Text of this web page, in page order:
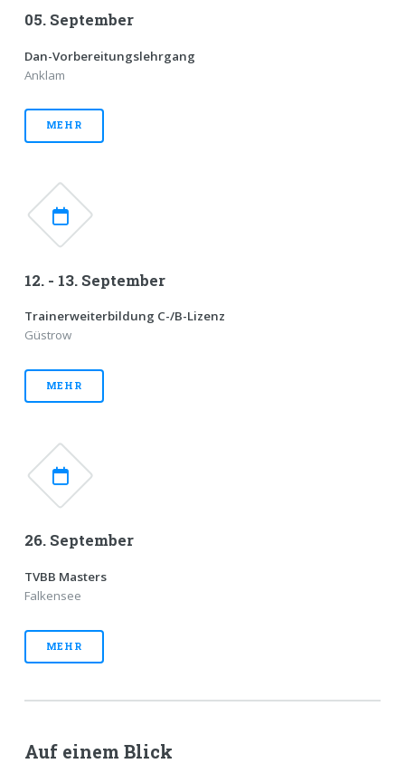
05. September
Dan-Vorbereitungslehrgang
Anklam
MEHR
12. - 13. September
Trainerweiterbildung C-/B-Lizenz
Güstrow
MEHR
26. September
TVBB Masters
Falkensee
MEHR
Auf einem Blick